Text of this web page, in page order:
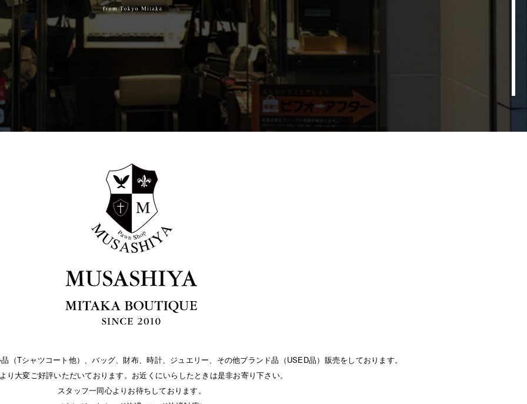
（Tシャツコート他）、バッグ、財布、時計、ジュエリー、その他ブランド品（USED品）販売をしております。
り大変ご好評いただいております。お近くにいらしたときは是非お寄り下さい。
スタッフ一同心よりお待ちしております。